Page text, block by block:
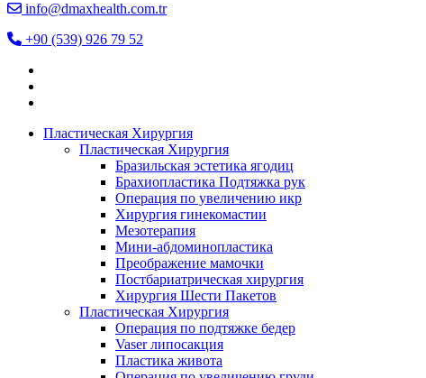
info@dmaxhealth.com.tr
+90 (539) 926 79 52
Пластическая Хирургия
Пластическая Хирургия
Бразильская эстетика ягодиц
Брахиопластика Подтяжка рук
Операция по увеличению икр
Хирургия гинекомастии
Мезотерапия
Мини-абдоминопластика
Преображение мамочки
Постбариатрическая хирургия
Хирургия Шести Пакетов
Пластическая Хирургия
Операция по подтяжке бедер
Vaser липосакция
Пластика живота